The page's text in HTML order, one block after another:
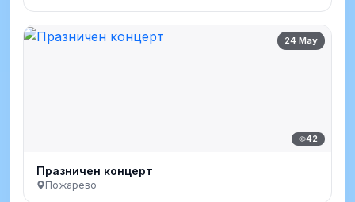
24 May
42
Празничен концерт
Пожарево